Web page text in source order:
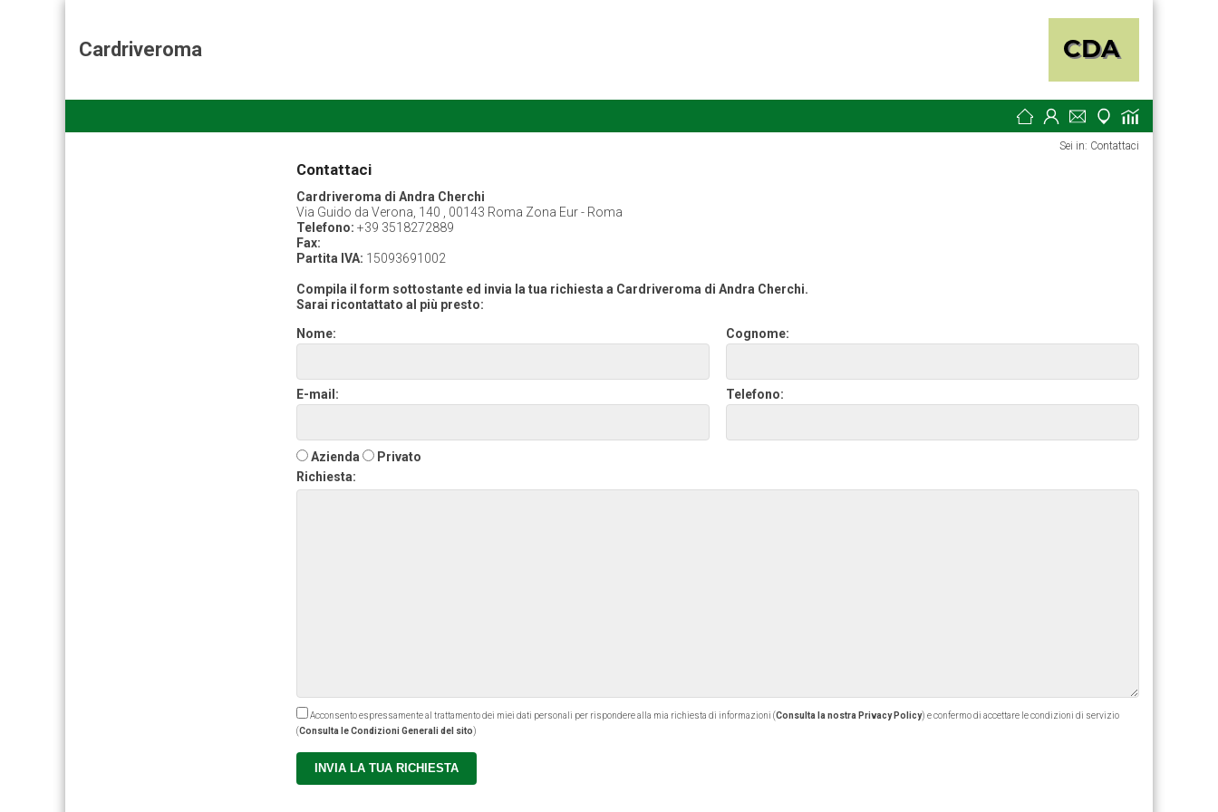
Cardriveroma
Sei in: Contattaci
Contattaci
Cardriveroma di Andra Cherchi
Via Guido da Verona, 140 , 00143 Roma Zona Eur - Roma
Telefono: +39 3518272889
Fax:
Partita IVA: 15093691002
Compila il form sottostante ed invia la tua richiesta a Cardriveroma di Andra Cherchi.
Sarai ricontattato al più presto:
Nome:
Cognome:
E-mail: Telefono:
Azienda
Privato
Richiesta:
Acconsento espressamente al trattamento dei miei dati personali per rispondere alla mia richiesta di informazioni (Consulta la nostra Privacy Policy) e confermo di accettare le condizioni di servizio
(Consulta le Condizioni Generali del sito)
INVIA LA TUA RICHIESTA